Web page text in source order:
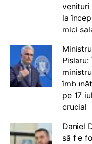
venituri
la
mici
pe 17
crucial
Daniel
să fie